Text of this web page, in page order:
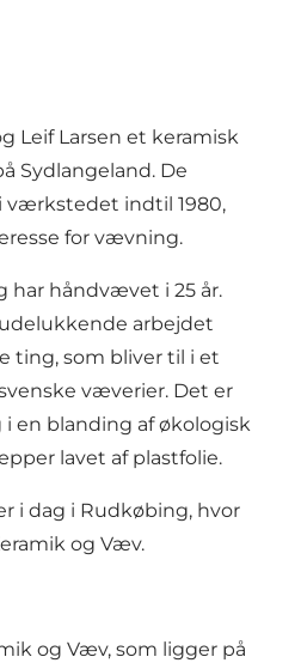
Leif Larsen et keramisk
Sydlangeland. De
værkstedet indtil 1980,
for vævning.
har håndvævet i 25 år.
arbejdet
ting, som bliver til i et
væverier. Det er
en blanding af økologisk
lavet af plastfolie.
i dag i Rudkøbing, hvor
og Væv.
og Væv, som ligger på